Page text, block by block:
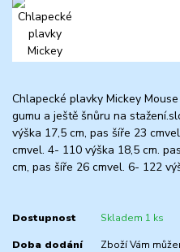
Chlapecké plavky Mickey
gumu a ještě šnůru na
výška 17,5 cm, pas šíře 23
cmvel. 4- 110 výška 18,5 cm.
cm, pas šíře 26 cmvel. 6- 122
Dostupnost Skladem 1 ks
Doba dodání
Zboží Vám